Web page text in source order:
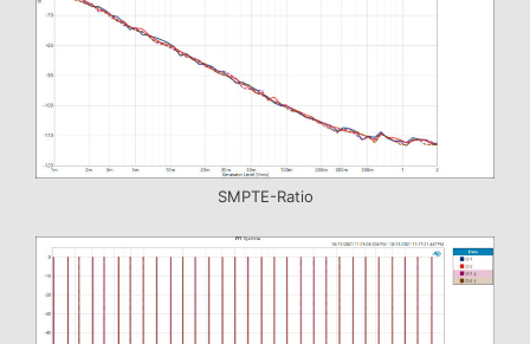
SMPTE-Ratio